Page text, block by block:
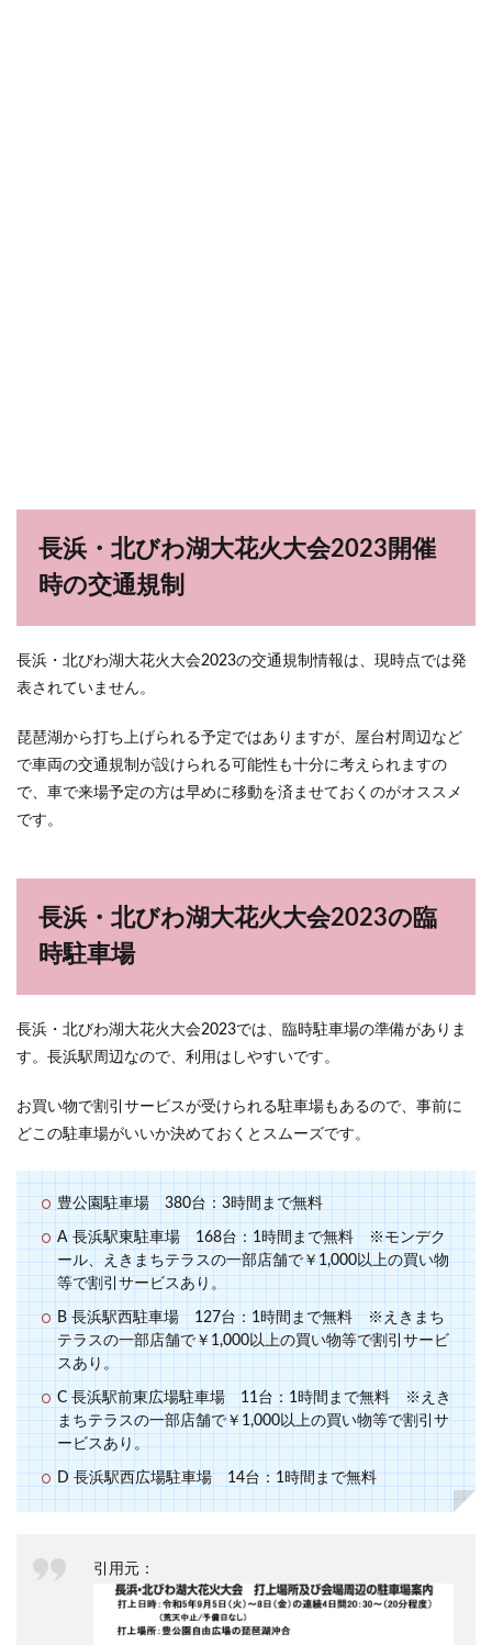
長浜・北びわ湖大花火大会2023開催
時の交通規制
長浜・北びわ湖大花火大会2023の交通規制情報は、現時点では発
表されていません。
琵琶湖から打ち上げられる予定ではありますが、屋台村周辺など
で車両の交通規制が設けられる可能性も十分に考えられますの
で、車で来場予定の方は早めに移動を済ませておくのがオススメ
です。
長浜・北びわ湖大花火大会2023の臨
時駐車場
長浜・北びわ湖大花火大会2023では、臨時駐車場の準備がありま
す。長浜駅周辺なので、利用はしやすいです。
お買い物で割引サービスが受けられる駐車場もあるので、事前に
どこの駐車場がいいか決めておくとスムーズです。
豊公園駐車場 380台：3時間まで無料
A 長浜駅東駐車場 168台：1時間まで無料 ※モンデク
ール、えきまちテラスの一部店舗で￥1,000以上の買い物
等で割引サービスあり。
B 長浜駅西駐車場 127台：1時間まで無料 ※えきまち
テラスの一部店舗で￥1,000以上の買い物等で割引サービ
スあり。
C 長浜駅前東広場駐車場 11台：1時間まで無料 ※えき
まちテラスの一部店舗で￥1,000以上の買い物等で割引サ
ービスあり。
D 長浜駅西広場駐車場 14台：1時間まで無料
引用元：